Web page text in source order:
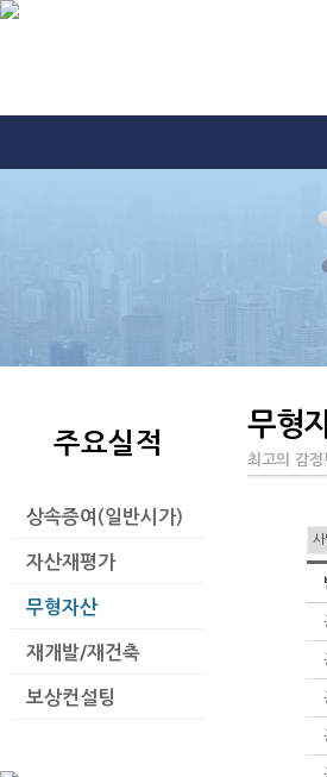
주요실적
상속증여(일반시가)
자산재평가
무형자산
재개발/재건축
보상컨설팅
무형
최고의 감